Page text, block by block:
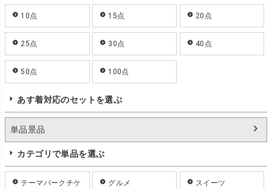
10点 15点 20点
25点 30点 40点
50点 100点
あす着対応のセットを選ぶ
単品景品
カテゴリで単品を選ぶ
テーマパークチケ
グルメ スイーツ